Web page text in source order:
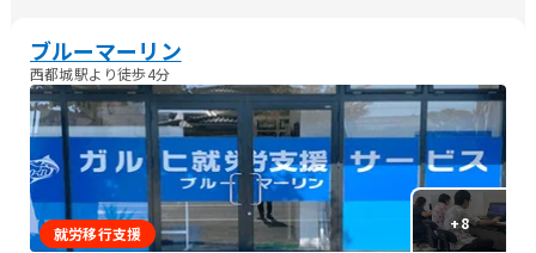
ブルーマーリン
西都城駅より徒歩4分
+8
就労移行支援